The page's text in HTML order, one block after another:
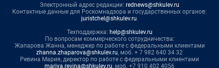
Электронный адрес редакции: rednews@shkulev.ru
Контактные данные для Роскомнадзора и государственных органов:
juristchel@shkulev.ru.
Техподдержка: help@shkulev.ru
По вопросам коммерческого сотрудничества:
Жапарова Жанна, менеджер по работе с федеральными клиентами
zhanna.zhaparova@shkulev.ru, моб. + 7 982 640 34 32
Ревина Мария, директор по работе с федеральными клиентами
mariya.revina@shkulev.ru, моб. +7 910 402 4056